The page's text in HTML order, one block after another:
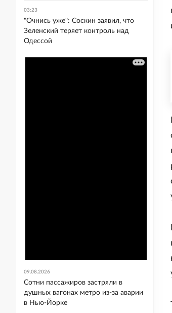
03:23
"Очнись уже": Соскин заявил, что
Зеленский теряет контроль над
Одессой
09.08.2026
Сотни пассажиров застряли в
душных вагонах метро из-за аварии
в Нью-Йорке